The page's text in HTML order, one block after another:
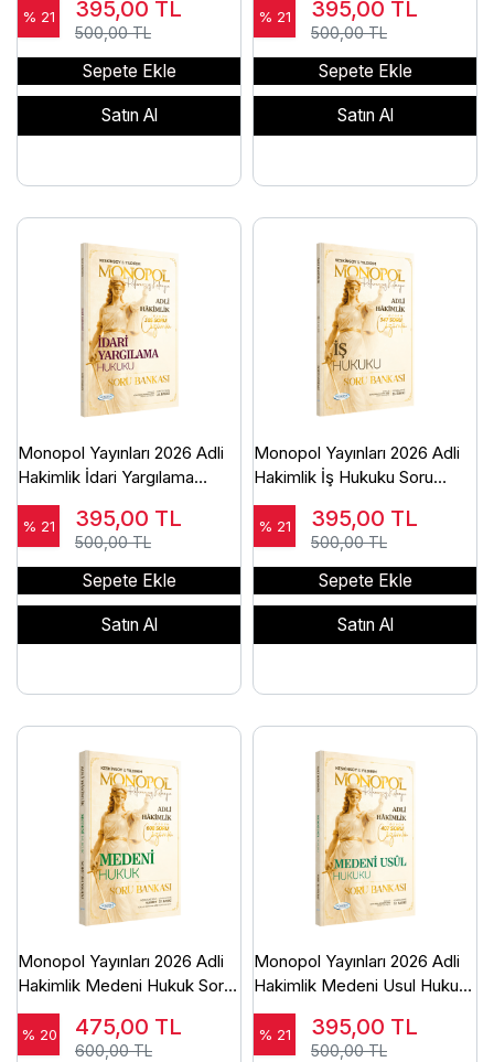
Keskinsoy
% 21 395,00 TL
500,00 TL
Sepete Ekle
Satın Al
Keskinsoy
% 21 395,00 TL
500,00 TL
Sepete Ekle
Satın Al
Monopol Yayınları 2026 Adli
Hakimlik İdari Yargılama
Hukuku Soru Bankası
Çözümlü Ömer Keskinsoy
% 21 395,00 TL
500,00 TL
Sepete Ekle
Satın Al
Monopol Yayınları 2026 Adli
Hakimlik İş Hukuku Soru
Bankası Çözümlü Ömer
Keskinsoy
% 21 395,00 TL
500,00 TL
Sepete Ekle
Satın Al
Monopol Yayınları 2026 Adli
Hakimlik Medeni Hukuk Soru
Bankası Çözümlü Ömer
Keskinsoy
% 20 475,00 TL
600,00 TL
Monopol Yayınları 2026 Adli
Hakimlik Medeni Usul Hukuku
Soru Bankası Çözümlü Ömer
Keskinsoy
% 21 395,00 TL
500,00 TL